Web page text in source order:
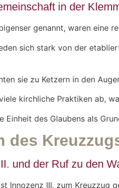
in der
genannt, waren eine
sich stark von der
sie zu Ketzern in den
kirchliche Praktiken ab,
Einheit des Glaubens als
des
und der Ruf zu den
Innozenz III. zum Kreuzzug